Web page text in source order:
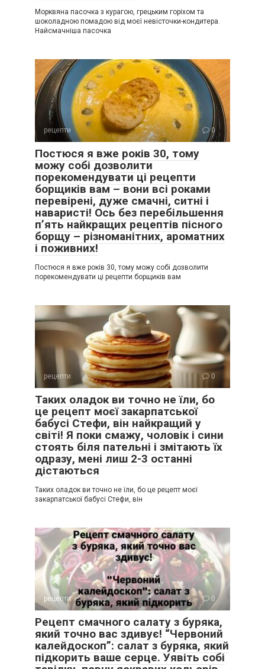
Морквяна пасочка з курагою, грецьким горіхом та
шоколадною помадою від моєї невісточки-кондитера.
Найсмачніша пасочка
рецепти 0
Постюся я вже років 30, тому
можу собі дозволити
порекомендувати ці рецепти
борщиків вам – вони всі роками
перевірені, дуже смачні, ситні і
наваристі! Ось без перебільшення
п’ять найкращих рецептів пісного
борщу – різноманітних, ароматних
і поживних!
Постюся я вже років 30, тому можу собі дозволити
порекомендувати ці рецепти борщиків вам
рецепти 0
Таких оладок ви точно не їли, бо
це рецепт моєї закарпатської
бабусі Стефи, він найкращий у
світі! Я поки смажу, чоловік і сини
стоять біля пательні і змітають їх
одразу, мені лиш 2-3 останні
дістаються
Таких оладок ви точно не їли, бо це рецепт моєї
закарпатської бабусі Стефи, він
рецепти 0
Рецепт смачного салату з буряка,
який точно вас здивує! “Червоний
калейдоскоп”: салат з буряка, який
підкорить ваше серце. Уявіть собі